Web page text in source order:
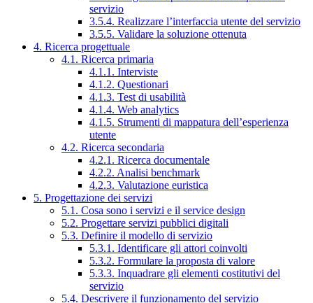
servizio
3.5.4. Realizzare l’interfaccia utente del servizio
3.5.5. Validare la soluzione ottenuta
4. Ricerca progettuale
4.1. Ricerca primaria
4.1.1. Interviste
4.1.2. Questionari
4.1.3. Test di usabilità
4.1.4. Web analytics
4.1.5. Strumenti di mappatura dell’esperienza
utente
4.2. Ricerca secondaria
4.2.1. Ricerca documentale
4.2.2. Analisi benchmark
4.2.3. Valutazione euristica
5. Progettazione dei servizi
5.1. Cosa sono i servizi e il service design
5.2. Progettare servizi pubblici digitali
5.3. Definire il modello di servizio
5.3.1. Identificare gli attori coinvolti
5.3.2. Formulare la proposta di valore
5.3.3. Inquadrare gli elementi costitutivi del
servizio
5.4. Descrivere il funzionamento del servizio